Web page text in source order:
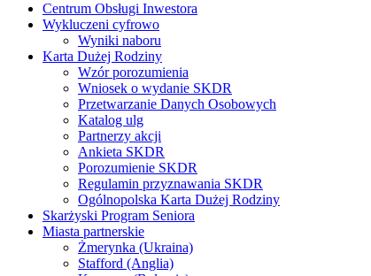
Centrum Obsługi Inwestora
Wykluczeni cyfrowo
Wyniki naboru
Karta Dużej Rodziny
Wzór porozumienia
Wniosek o wydanie SKDR
Przetwarzanie Danych Osobowych
Katalog ulg
Partnerzy akcji
Ankieta SKDR
Porozumienie SKDR
Regulamin przyznawania SKDR
Ogólnopolska Karta Dużej Rodziny
Skarżyski Program Seniora
Miasta partnerskie
Żmerynka (Ukraina)
Stafford (Anglia)